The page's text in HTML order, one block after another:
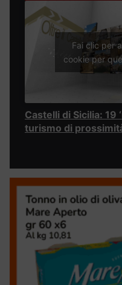
Fai clic per
cookie per
Castelli di Sicilia: 19
turismo di